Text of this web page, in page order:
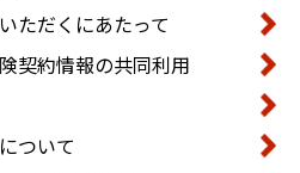
ただくにあたって
契約情報の共同利用
ついて